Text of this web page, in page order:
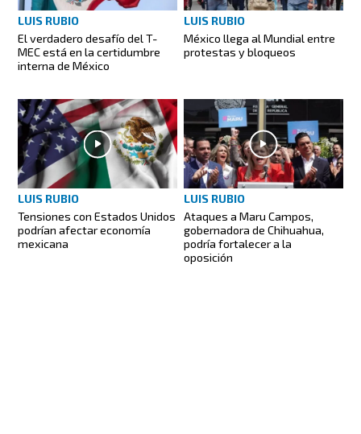
LUIS RUBIO
El verdadero desafío del T-
MEC está en la certidumbre
interna de México
LUIS RUBIO
México llega al Mundial entre
protestas y bloqueos
LUIS RUBIO
Tensiones con Estados Unidos
podrían afectar economía
mexicana
LUIS RUBIO
Ataques a Maru Campos,
gobernadora de Chihuahua,
podría fortalecer a la
oposición